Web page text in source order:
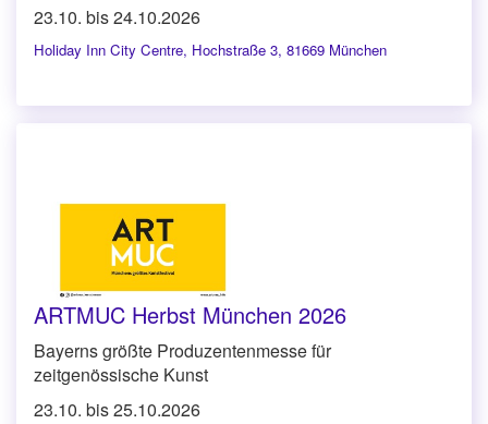
23.10. bis 24.10.2026
Holiday Inn City Centre, Hochstraße 3, 81669 München
ARTMUC Herbst München 2026
Bayerns größte Produzentenmesse für
zeitgenössische Kunst
23.10. bis 25.10.2026